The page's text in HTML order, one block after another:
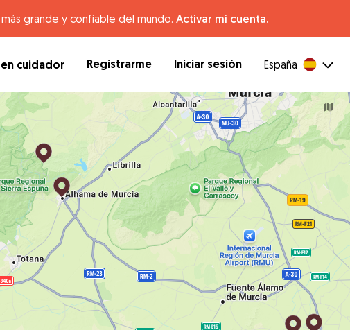
grande y confiable del mundo. Activar mi cuenta.
cuidador Registrarme Iniciar sesión España